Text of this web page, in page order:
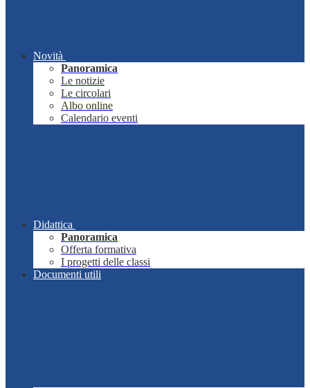
Novità
Panoramica
Le notizie
Le circolari
Albo online
Calendario eventi
Didattica
Panoramica
Offerta formativa
I progetti delle classi
Documenti utili